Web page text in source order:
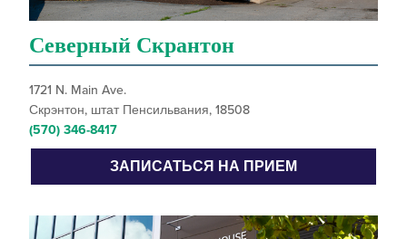
Северный Скрантон
1721 N. Main Ave.
Скрэнтон, штат Пенсильвания, 18508
(570) 346-8417
ЗАПИСАТЬСЯ НА ПРИЕМ